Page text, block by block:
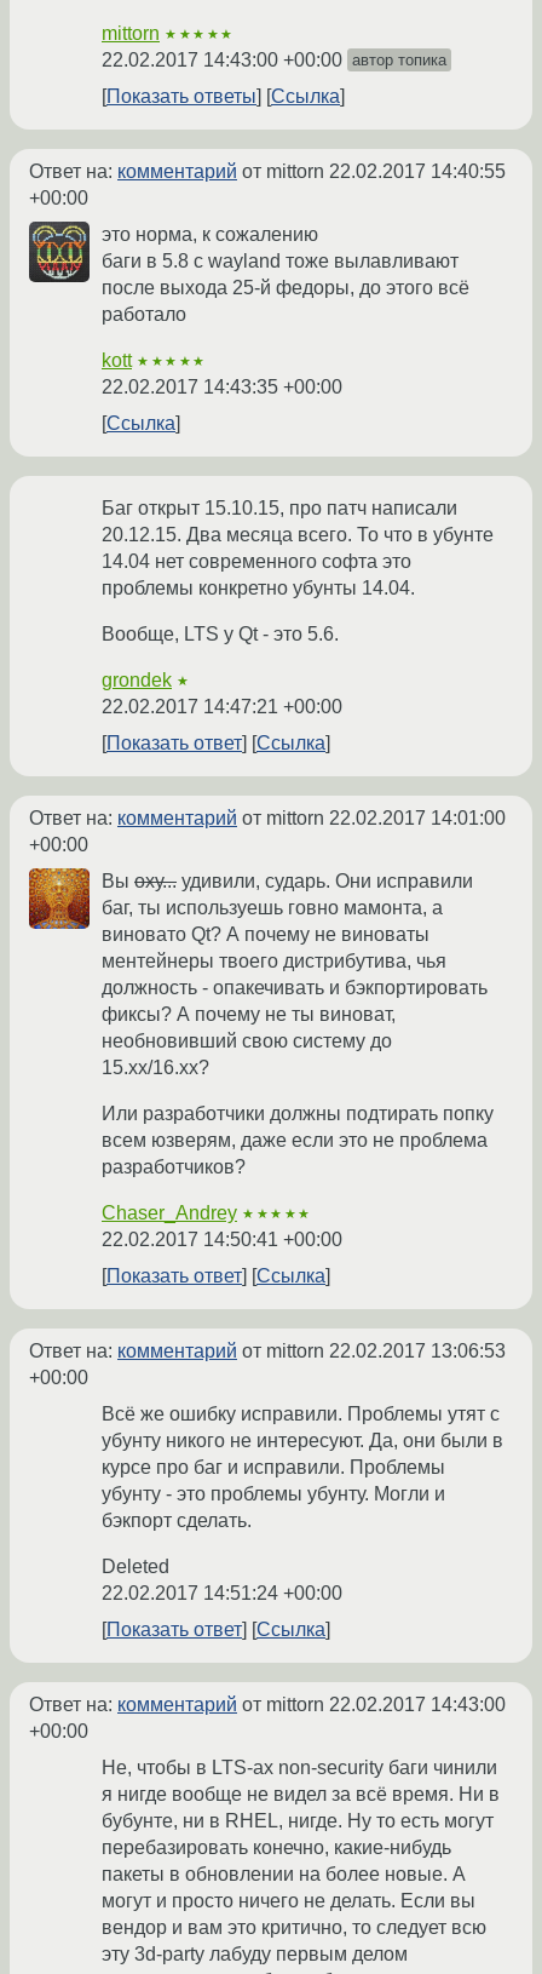
mittorn ★★★★★
22.02.2017 14:43:00 +00:00 автор топика
Показать ответы Ссылка
Ответ на: комментарий от mittorn 22.02.2017 14:40:55
+00:00
это норма, к сожалению
баги в 5.8 с wayland тоже вылавливают
после выхода 25-й федоры, до этого всё
работало
kott ★★★★★
22.02.2017 14:43:35 +00:00
Ссылка
Баг открыт 15.10.15, про патч написали
20.12.15. Два месяца всего. То что в убунте
14.04 нет современного софта это
проблемы конкретно убунты 14.04.
Вообще, LTS у Qt - это 5.6.
grondek ★
22.02.2017 14:47:21 +00:00
Показать ответ
Ссылка
Ответ на: комментарий от mittorn 22.02.2017 14:01:00
+00:00
Вы оху... удивили, сударь. Они исправили
баг, ты используешь говно мамонта, а
виновато Qt? А почему не виноваты
ментейнеры твоего дистрибутива, чья
должность - опакечивать и бэкпортировать
фиксы? А почему не ты виноват,
необновивший свою систему до
15.xx/16.xx?
Или разработчики должны подтирать попку
всем юзверям, даже если это не проблема
разработчиков?
Chaser_Andrey ★★★★★
22.02.2017 14:50:41 +00:00
Показать ответ
Ссылка
Ответ на: комментарий от mittorn 22.02.2017 13:06:53
+00:00
Всё же ошибку исправили. Проблемы утят с
убунту никого не интересуют. Да, они были в
курсе про баг и исправили. Проблемы
убунту - это проблемы убунту. Могли и
бэкпорт сделать.
Deleted
22.02.2017 14:51:24 +00:00
Показать ответ
Ссылка
Ответ на: комментарий от mittorn 22.02.2017 14:43:00
+00:00
Не, чтобы в LTS-ах non-security баги чинили
я нигде вообще не видел за всё время. Ни в
бубунте, ни в RHEL, нигде. Ну то есть могут
перебазировать конечно, какие-нибудь
пакеты в обновлении на более новые. А
могут и просто ничего не делать. Если вы
вендор и вам это критично, то следует всю
эту 3d-party лабуду первым делом